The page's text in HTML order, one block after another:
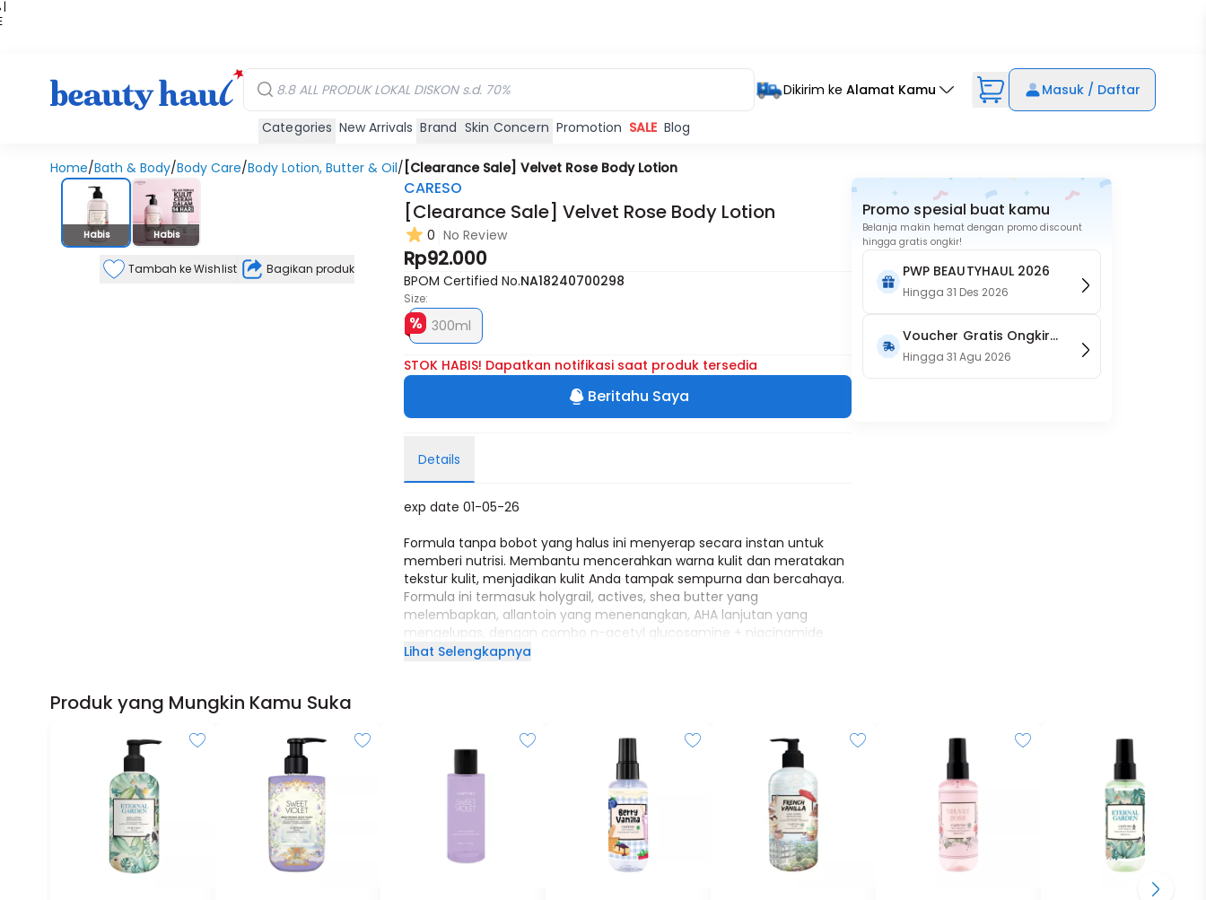
|
Dikirim ke Alamat Kamu Masuk / Daftar
Categories New Arrivals Brand Skin Concern Promotion SALE Blog
Home/Bath & Body/Body Care/Body Lotion, Butter & Oil/ [Clearance Sale] Velvet Rose Body Lotion
Stok Habis
Habis Habis
Tambah ke Wishlist Bagikan produk
CARESO
[Clearance Sale] Velvet Rose Body Lotion
0 No Review
Rp92.000
BPOM Certified No.NA18240700298
Size:
300ml
STOK HABIS! Dapatkan notifikasi saat produk tersedia
Beritahu Saya
Details
exp date 01-05-26
Formula tanpa bobot yang halus ini menyerap secara instan untuk
memberi nutrisi. Membantu mencerahkan warna kulit dan meratakan
tekstur kulit, menjadikan kulit Anda tampak sempurna dan bercahaya.
Formula ini termasuk holygrail, actives, shea butter yang
melembapkan, allantoin yang menenangkan, AHA lanjutan yang
mengelupas, dengan combo n-acetyl glucosamine + niacinamide
yang mencerahkan.
Lihat Selengkapnya
Promo spesial buat kamu
Belanja makin hemat dengan promo discount
hingga gratis ongkir!
PWP BEAUTYHAUL 2026
Hingga31 Des 2026
Voucher Gratis Ongkir
15RB (Only on Website)
Hingga31 Agu 2026
Produk yang Mungkin Kamu Suka